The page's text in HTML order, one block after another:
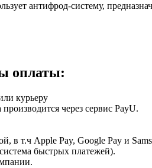
антифрод-систему,
оплаты:
курьеру
через сервис PayU.
в т.ч Apple Pay, Google Pay и
быстрых платежей).